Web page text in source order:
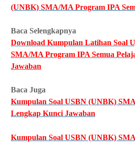
(UNBK) SMA/MA Program IPA
Baca Selengkapnya
Download Kumpulan Latihan Soal
SMA/MA Program IPA Semua
Jawaban
Baca Juga
Kumpulan Soal USBN (UNBK)
Lengkap Kunci Jawaban
Kumpulan Soal USBN (UNBK)